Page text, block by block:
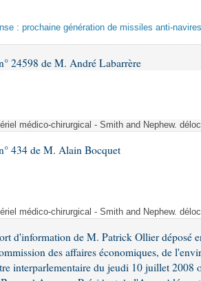
et orales
débats
: prochaine génération de missiles anti-
24598 de M. André Labarrère
médico-chirurgical - Smith and Nephew.
434 de M. Alain Bocquet
médico-chirurgical - Smith and Nephew.
d'information de M. Patrick Ollier déposé
des affaires économiques, de
interparlementaire du jeudi 10 juillet 2008